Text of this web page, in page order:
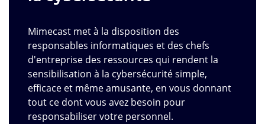
Mimecast met à la disposition des
responsables informatiques et des chefs
d'entreprise des ressources qui rendent la
sensibilisation à la cybersécurité simple,
efficace et même amusante, en vous donnant
tout ce dont vous avez besoin pour
responsabiliser votre personnel.